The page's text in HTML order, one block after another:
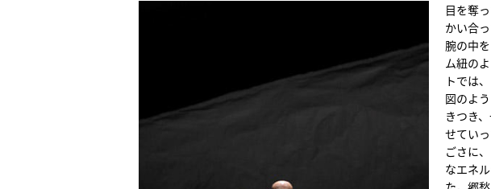
目を奪
かい合
腕の中
ム紐の
トでは
図のよ
きつき
せてい
ごさに
なエネ